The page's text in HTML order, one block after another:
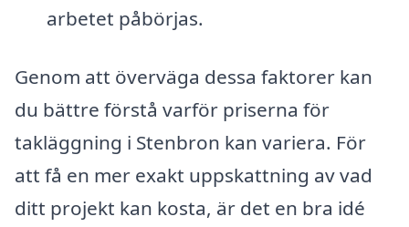
arbetet påbörjas.
Genom att överväga dessa faktorer kan
du bättre förstå varför priserna för
takläggning i Stenbron kan variera. För
att få en mer exakt uppskattning av vad
ditt projekt kan kosta, är det en bra idé